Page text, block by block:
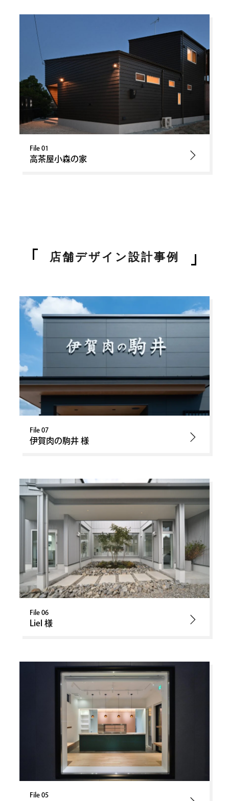
File 01
高茶屋小森の家
店舗デザイン設計事例
File 07
伊賀肉の駒井 様
File 06
Liel 様
File 05